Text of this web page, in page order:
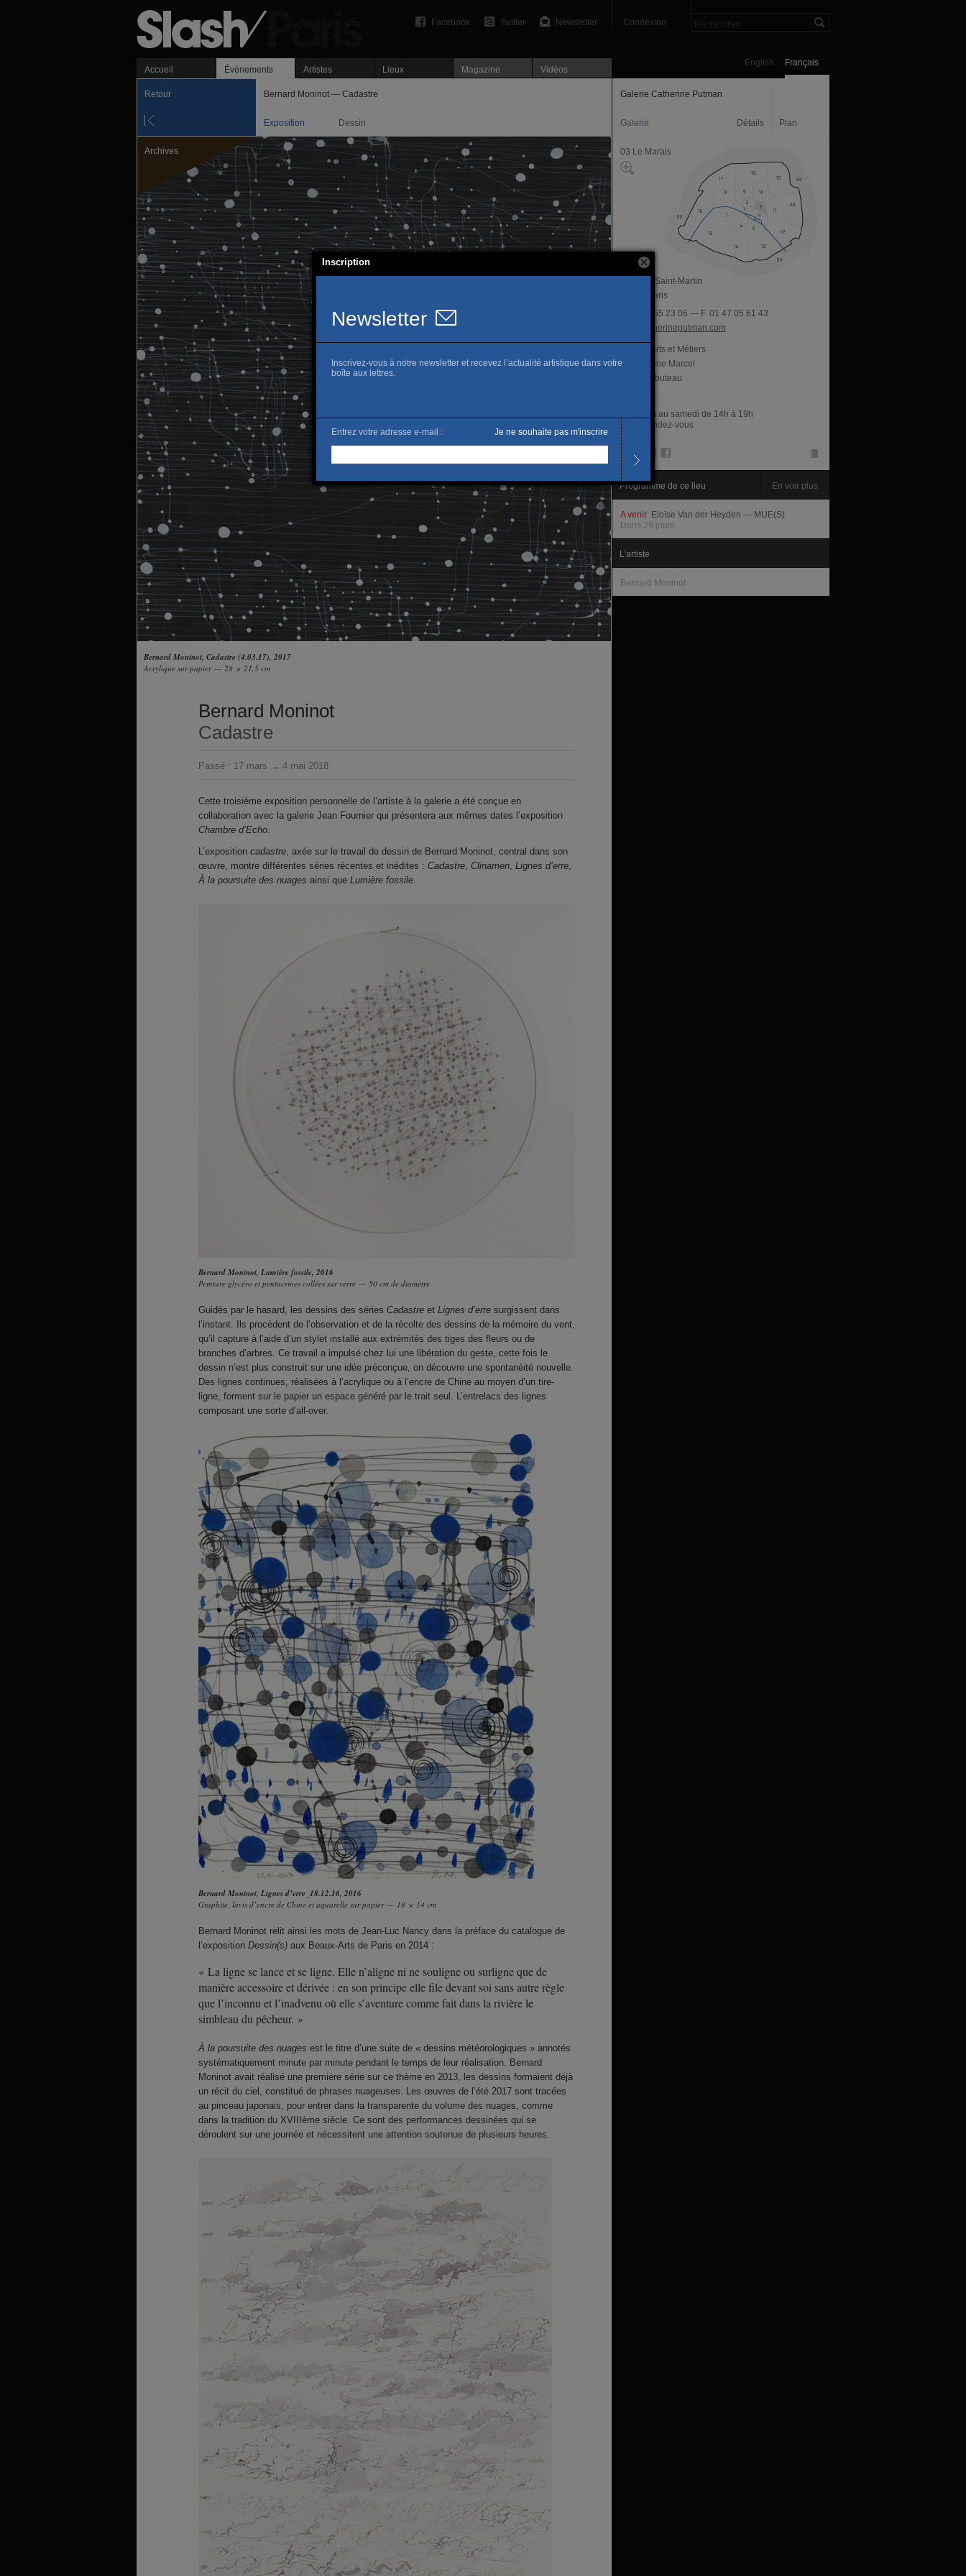
Connexion
Newsletter
Twitter
Facebook
Français
English
Accueil Événements Artistes Lieux Magazine Vidéos
Retour Bernard Moninot — Cadastre
Exposition Dessin
Archives
Bernard Moninot, Cadastre (4.03.17), 2017
Acrylique sur papier — 28 × 21,5 cm
Bernard Moninot
Cadastre
Passé : 17 mars → 4 mai 2018
Cette troisième exposition personnelle de l’artiste à la galerie a été conçue en
collaboration avec la galerie Jean Fournier qui présentera aux mêmes dates l’exposition
Chambre d’Echo.
L’exposition cadastre, axée sur le travail de dessin de Bernard Moninot, central dans son
œuvre, montre différentes séries récentes et inédites : Cadastre, Clinamen, Lignes d’erre,
À la poursuite des nuages ainsi que Lumière fossile.
Bernard Moninot, Lumière fossile, 2016
Peinture glycéro et pentacrines collées sur verre — 50 cm de diamètre
Guidés par le hasard, les dessins des séries Cadastre et Lignes d’erre surgissent dans
l’instant. Ils procèdent de l’observation et de la récolte des dessins de la mémoire du vent,
qu’il capture à l’aide d’un stylet installé aux extrémités des tiges des fleurs ou de
branches d’arbres. Ce travail a impulsé chez lui une libération du geste, cette fois le
dessin n’est plus construit sur une idée préconçue, on découvre une spontanéité nouvelle.
Des lignes continues, réalisées à l’acrylique ou à l’encre de Chine au moyen d’un tire-
ligne, forment sur le papier un espace généré par le trait seul. L’entrelacs des lignes
composant une sorte d’all-over.
Bernard Moninot, Lignes d’erre_18.12.16, 2016
Graphite, lavis d’encre de Chine et aquarelle sur papier — 18 × 14 cm
Bernard Moninot relit ainsi les mots de Jean-Luc Nancy dans la préface du catalogue de
l’exposition Dessin(s) aux Beaux-Arts de Paris en 2014 :
« La ligne se lance et se ligne. Elle n’aligne ni ne souligne ou surligne que de
manière accessoire et dérivée : en son principe elle file devant soi sans autre règle
que l’inconnu et l’inadvenu où elle s’aventure comme fait dans la rivière le
simbleau du pêcheur. »
À la poursuite des nuages est le titre d’une suite de « dessins météorologiques » annotés
systématiquement minute par minute pendant le temps de leur réalisation. Bernard
Moninot avait réalisé une première série sur ce thème en 2013, les dessins formaient déjà
un récit du ciel, constitué de phrases nuageuses. Les œuvres de l’été 2017 sont tracées
au pinceau japonais, pour entrer dans la transparente du volume des nuages, comme
dans la tradition du XVIIIème siècle. Ce sont des performances dessinées qui se
déroulent sur une journée et nécessitent une attention soutenue de plusieurs heures.
Galerie Catherine Putman
Galerie Détails Plan
03 Le Marais
230, rue Saint-Martin
75003 Paris
T. 01 45 55 23 06 — F. 01 47 05 61 43
www.catherineputman.com
Arts et Métiers
Etienne Marcel
Rambuteau
Du mardi au samedi de 14h à 19h
Et sur rendez-vous
Programme de ce lieu En voir plus
A venir Eloïse Van der Heyden — MUE(S)
Dans 29 jours
L’artiste
Bernard Moninot
Inscription